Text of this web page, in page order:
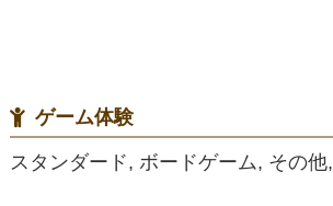
ゲーム体験
スタンダード, ボードゲーム, その他,